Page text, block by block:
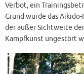
Verbot, ein
Grund wurde das
der außer Sichtweite
Kampfkunst ungestört